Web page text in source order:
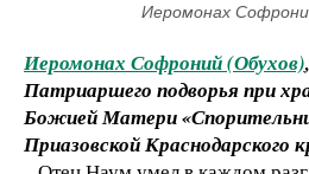
Иеромонах
Иеромонах Софроний (Обухов)
Патриаршего подворья при
Божией Матери
Приазовской Краснодарского